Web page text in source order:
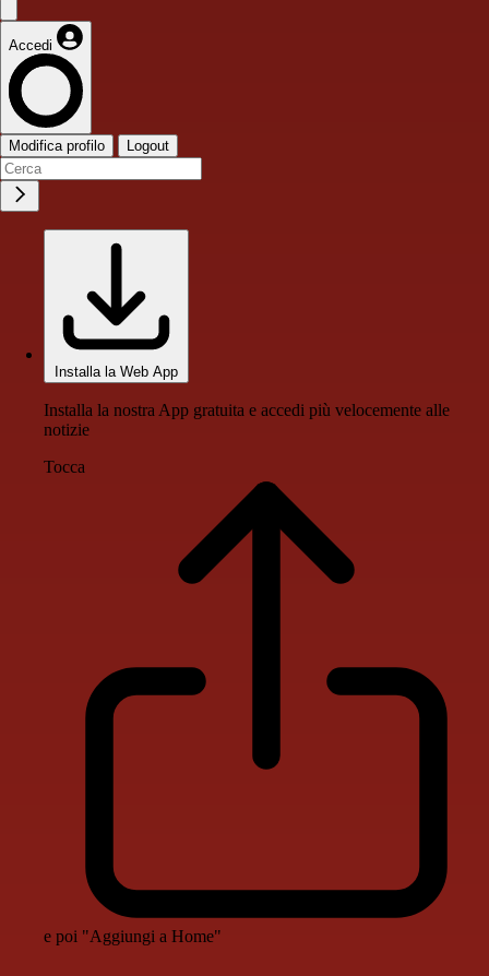
Accedi
Modifica profilo Logout
Installa la Web App
Installa la nostra App gratuita e accedi più velocemente alle
notizie
Tocca
e poi "Aggiungi a Home"